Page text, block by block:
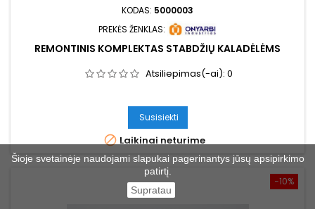
KODAS: 5000003
PREKĖS ŽENKLAS:
REMONTINIS KOMPLEKTAS STABDŽIŲ KALADĖLĖMS
Atsiliepimas(-ai): 0
Susisiekti
 Laikinai neturime
−10%
Šioje svetainėje naudojami slapukai pagerinantys jūsų apsipirkimo
patirtį.
Supratau